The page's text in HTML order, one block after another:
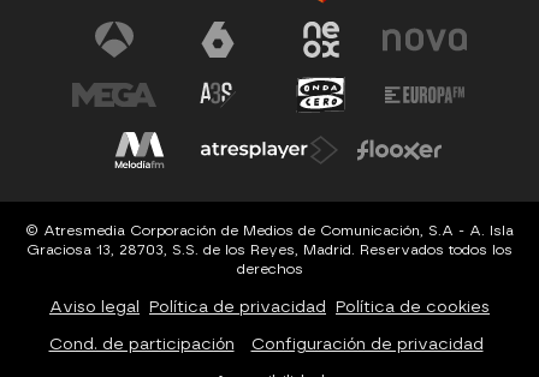
© Atresmedia Corporación de Medios de Comunicación, S.A - A. Isla
Graciosa 13, 28703, S.S. de los Reyes, Madrid. Reservados todos los
derechos
Aviso legal Política de privacidad Política de cookies
Cond. de participación Configuración de privacidad